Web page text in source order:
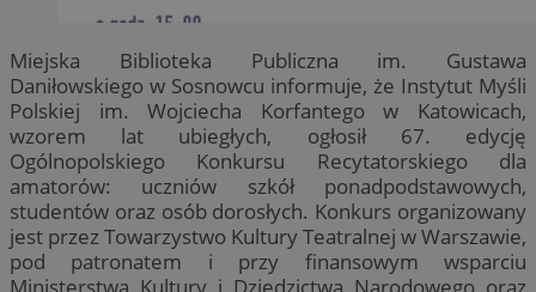
Miejska Biblioteka Publiczna im. Gustawa
Daniłowskiego w Sosnowcu informuje, że Instytut Myśli
Polskiej im. Wojciecha Korfantego w Katowicach,
wzorem lat ubiegłych, ogłosił 67. edycję
Ogólnopolskiego Konkursu Recytatorskiego dla
amatorów: uczniów szkół ponadpodstawowych,
studentów oraz osób dorosłych. Konkurs organizowany
jest przez Towarzystwo Kultury Teatralnej w Warszawie,
pod patronatem i przy finansowym wsparciu